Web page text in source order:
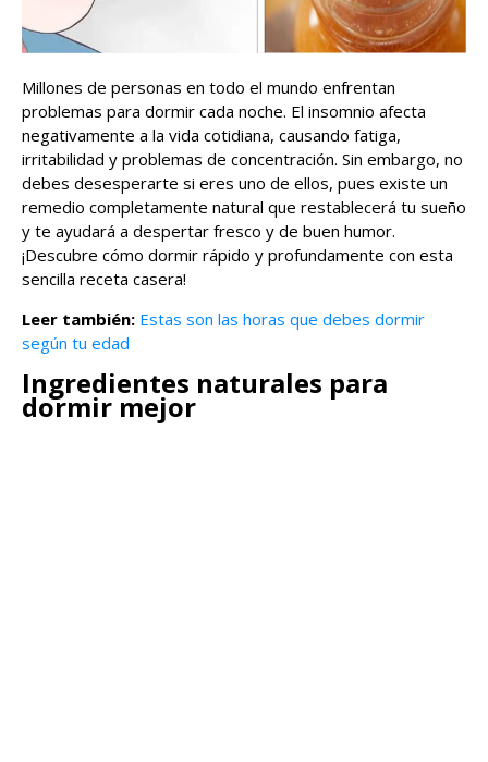
Millones de personas en todo el mundo enfrentan
problemas para dormir cada noche. El insomnio afecta
negativamente a la vida cotidiana, causando fatiga,
irritabilidad y problemas de concentración. Sin embargo, no
debes desesperarte si eres uno de ellos, pues existe un
remedio completamente natural que restablecerá tu sueño
y te ayudará a despertar fresco y de buen humor.
¡Descubre cómo dormir rápido y profundamente con esta
sencilla receta casera!
Leer también: Estas son las horas que debes dormir
según tu edad
Ingredientes naturales para
dormir mejor